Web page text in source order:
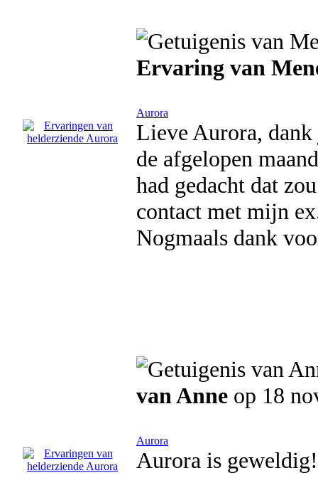
Ervaring van
Aurora
Lieve Aurora,
de afgelopen
had gedacht dat
contact met mijn
Nogmaals dank
van Anne op 18
Aurora
Aurora is geweldig!